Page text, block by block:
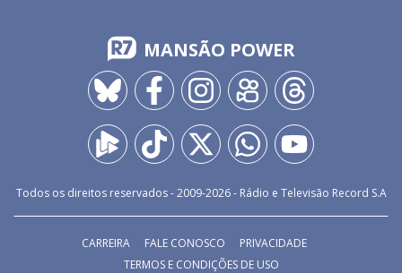
MANSÃO POWER
Todos os direitos reservados - 2009-2026- Rádio e Televisão Record S.A
CARREIRA FALE CONOSCO
PRIVACIDADE
TERMOS E CONDIÇÕES DE USO